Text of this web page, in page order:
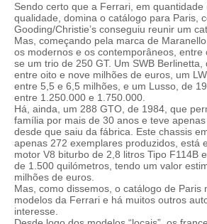
Sendo certo que a Ferrari, em quantidade
qualidade, domina o catálogo para Paris,
Gooding/Christie’s conseguiu reunir um
Mas, começando pela marca de
os modernos e os contemporâneos, entre
se um trio de 250 GT. Um SWB
entre oito e nove milhões de euros, um
entre 5,5 e 6,5 milhões, e um Lusso, de
entre 1.250.000 e 1.750.000.
Há, ainda, um 288 GTO, de 1984, que
família por mais de 30 anos e teve
desde que saiu da fábrica. Este chassis
apenas 272 exemplares produzidos, está
motor V8 biturbo de 2,8 litros Tipo F114B
de 1.500 quilómetros, tendo um valor
milhões de euros.
Mas, como dissemos, o catálogo de Paris
modelos da Ferrari e há muitos outros
interesse.